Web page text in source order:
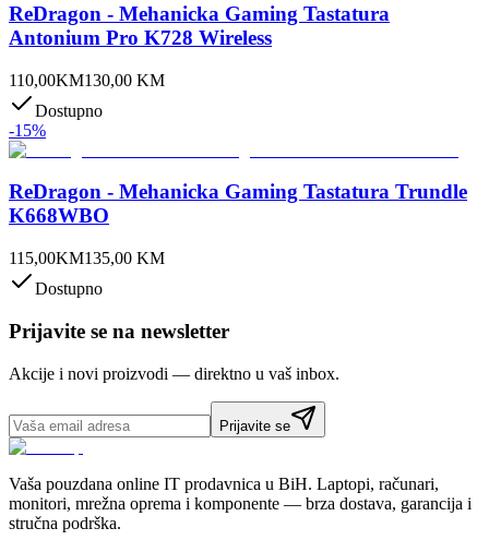
ReDragon - Mehanicka Gaming Tastatura
Antonium Pro K728 Wireless
110,00KM130,00 KM
Dostupno
-15%
ReDragon - Mehanicka Gaming Tastatura Trundle
K668WBO
115,00KM135,00 KM
Dostupno
Prijavite se na newsletter
Akcije i novi proizvodi — direktno u vaš inbox.
Prijavite se
Vaša pouzdana online IT prodavnica u BiH. Laptopi, računari,
monitori, mrežna oprema i komponente — brza dostava, garancija i
stručna podrška.